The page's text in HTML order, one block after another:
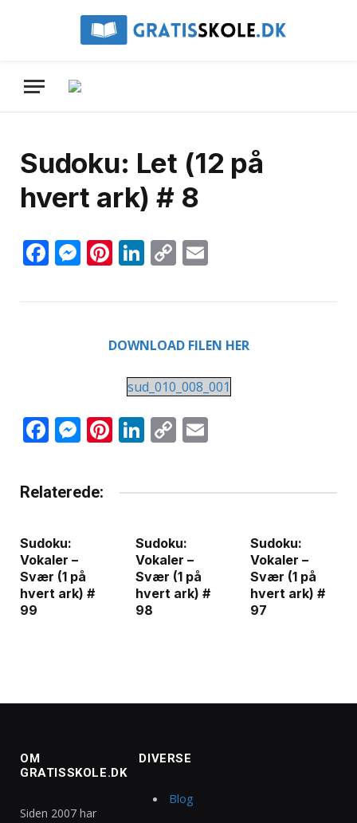
Sudoku: Let (12 på
hvert ark) # 8
Facebook
Messenger
Pinterest
LinkedIn
Copy
DOWNLOAD FILEN HER
sud_010_008_001
Facebook
Messenger
Pinterest
LinkedIn
Copy
Relaterede:
Sudoku:
Vokaler –
Svær (1 på
hvert ark) #
99
Sudoku:
Vokaler –
Svær (1 på
hvert ark) #
98
Sudoku:
Vokaler –
Svær (1 på
hvert ark) #
97
OM
GRATISSKOLE.DK
Siden 2007 har
DIVERSE
Blog